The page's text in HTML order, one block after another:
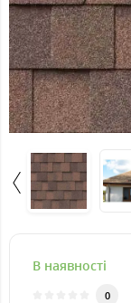
В наявності
0